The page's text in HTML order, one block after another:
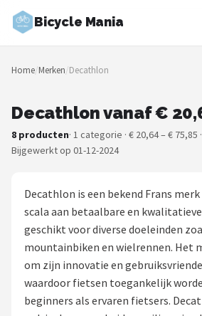
Bicycle Mania
Zoeken
NAVIGATIE
Merken
Fietsroutes
Kinderfietsen
Stadsfietsen
Elektrische fietsen
Home/Merken/Decathlon
Decathlon vanaf €
8 producten· 1 categorie · € 20,64 – € 75,85 ·
Bijgewerkt op 01-12-2024
Decathlon is een bekend Frans
scala aan betaalbare en
geschikt voor diverse doeleinden
mountainbiken en wielrennen. Het
om zijn innovatie en
waardoor fietsen toegankelijk
beginners als ervaren fietsers.